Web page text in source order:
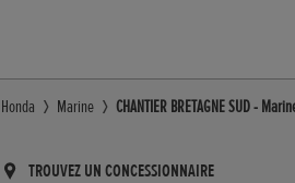
Honda Marine CHANTIER BRETAGNE SUD -
TROUVEZ UN CONCESSIONNAIRE